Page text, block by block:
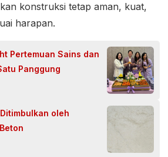
konstruksi tetap aman, kuat,
harapan.
Pertemuan Sains dan
Panggung
oleh